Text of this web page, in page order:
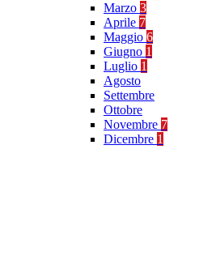
Marzo 3
Aprile 7
Maggio 6
Giugno 1
Luglio 1
Agosto
Settembre
Ottobre
Novembre 7
Dicembre 1